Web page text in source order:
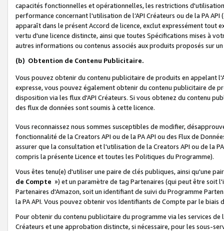
capacités fonctionnelles et opérationnelles, les restrictions
performance concernant l'utilisation de l’API Créateurs ou de la PA
apparaît dans le présent Accord de licence, exclut expressément tout
vertu d'une licence distincte, ainsi que toutes Spécifications mises à
autres informations ou contenus associés aux produits proposés sur
(b) Obtention de Contenu Publicitaire.
Vous pouvez obtenir du contenu publicitaire de produits en appelant
expresse, vous pouvez également obtenir du contenu publicitaire de
disposition via les flux d'API Créateurs. Si vous obtenez du contenu
des flux de données sont soumis à cette licence.
Vous reconnaissez nous sommes susceptibles de modifier,
fonctionnalité de la Creators API ou de la PA API ou des Flux de
assurer que la consultation et l'utilisation de la Creators API ou de la
compris la présente Licence et toutes les Politiques du Programme).
Vous êtes tenu(e) d'utiliser une paire de clés publiques, ainsi qu'une
de Compte ») et un paramètre de tag Partenaires (qui peut être soit
Partenaires d'Amazon, soit un identifiant de suivi du Programme
la PA API. Vous pouvez obtenir vos Identifiants de Compte par le biais
Pour obtenir du contenu publicitaire du programme via les services
Créateurs et une approbation distincte, si nécessaire, pour les sous-